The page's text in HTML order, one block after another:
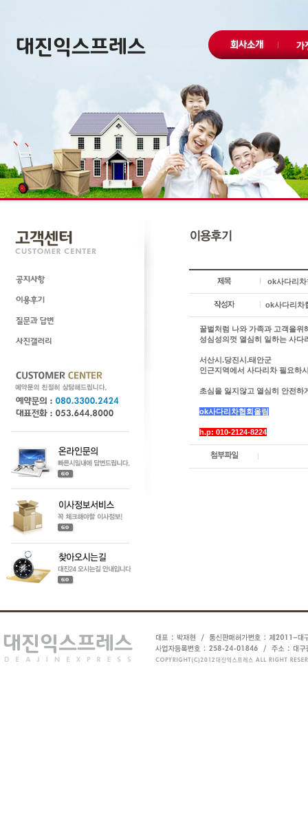
ok사다리차
ok사다리차
꿀벌처럼 나와 가족과 고객을위
성심성의껏 열심히 일하는 사다
서산시.당진시.태안군
인근지역에서 사다리차 필요하
초심을 잃지않고 열심히 안전하
ok사다리차협회올림
h.p: 010-2124-8224